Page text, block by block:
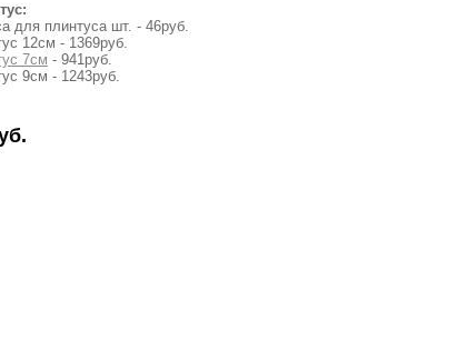
для плинтуса шт. - 46руб.
12см - 1369руб.
7см - 941руб.
9см - 1243руб.